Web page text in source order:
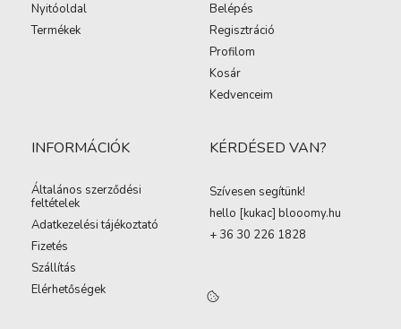
Nyitóoldal
Termékek
Belépés
Regisztráció
Profilom
Kosár
Kedvenceim
INFORMÁCIÓK
Általános szerződési
feltételek
Adatkezelési tájékoztató
Fizetés
Szállítás
Elérhetőségek
KÉRDÉSED VAN?
Szívesen segítünk!
hello [kukac] blooomy.hu
+ 36 30 226 1828